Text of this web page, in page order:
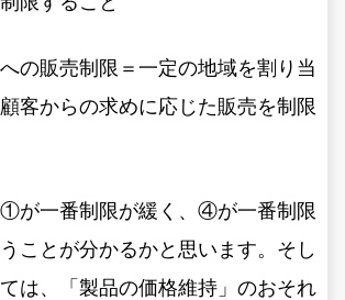
の販売制限＝一定の地域を割り当
客からの求めに応じた販売を制限
①が一番制限が緩く、④が一番制限
ことが分かるかと思います。そし
は、「製品の価格維持」のおそれ